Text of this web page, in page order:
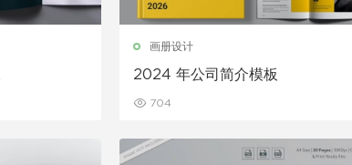
画册设计
2024 年公司简介模板
704